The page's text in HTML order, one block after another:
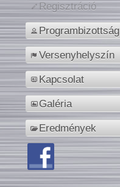
Regisztráció
Programbizottság
Versenyhelyszín
Kapcsolat
Galéria
Eredmények